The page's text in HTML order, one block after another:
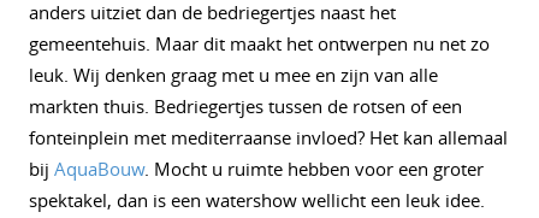
anders uitziet dan de bedriegertjes naast het
gemeentehuis. Maar dit maakt het ontwerpen nu net zo
leuk. Wij denken graag met u mee en zijn van alle
markten thuis. Bedriegertjes tussen de rotsen of een
fonteinplein met mediterraanse invloed? Het kan allemaal
bij AquaBouw. Mocht u ruimte hebben voor een groter
spektakel, dan is een watershow wellicht een leuk idee.